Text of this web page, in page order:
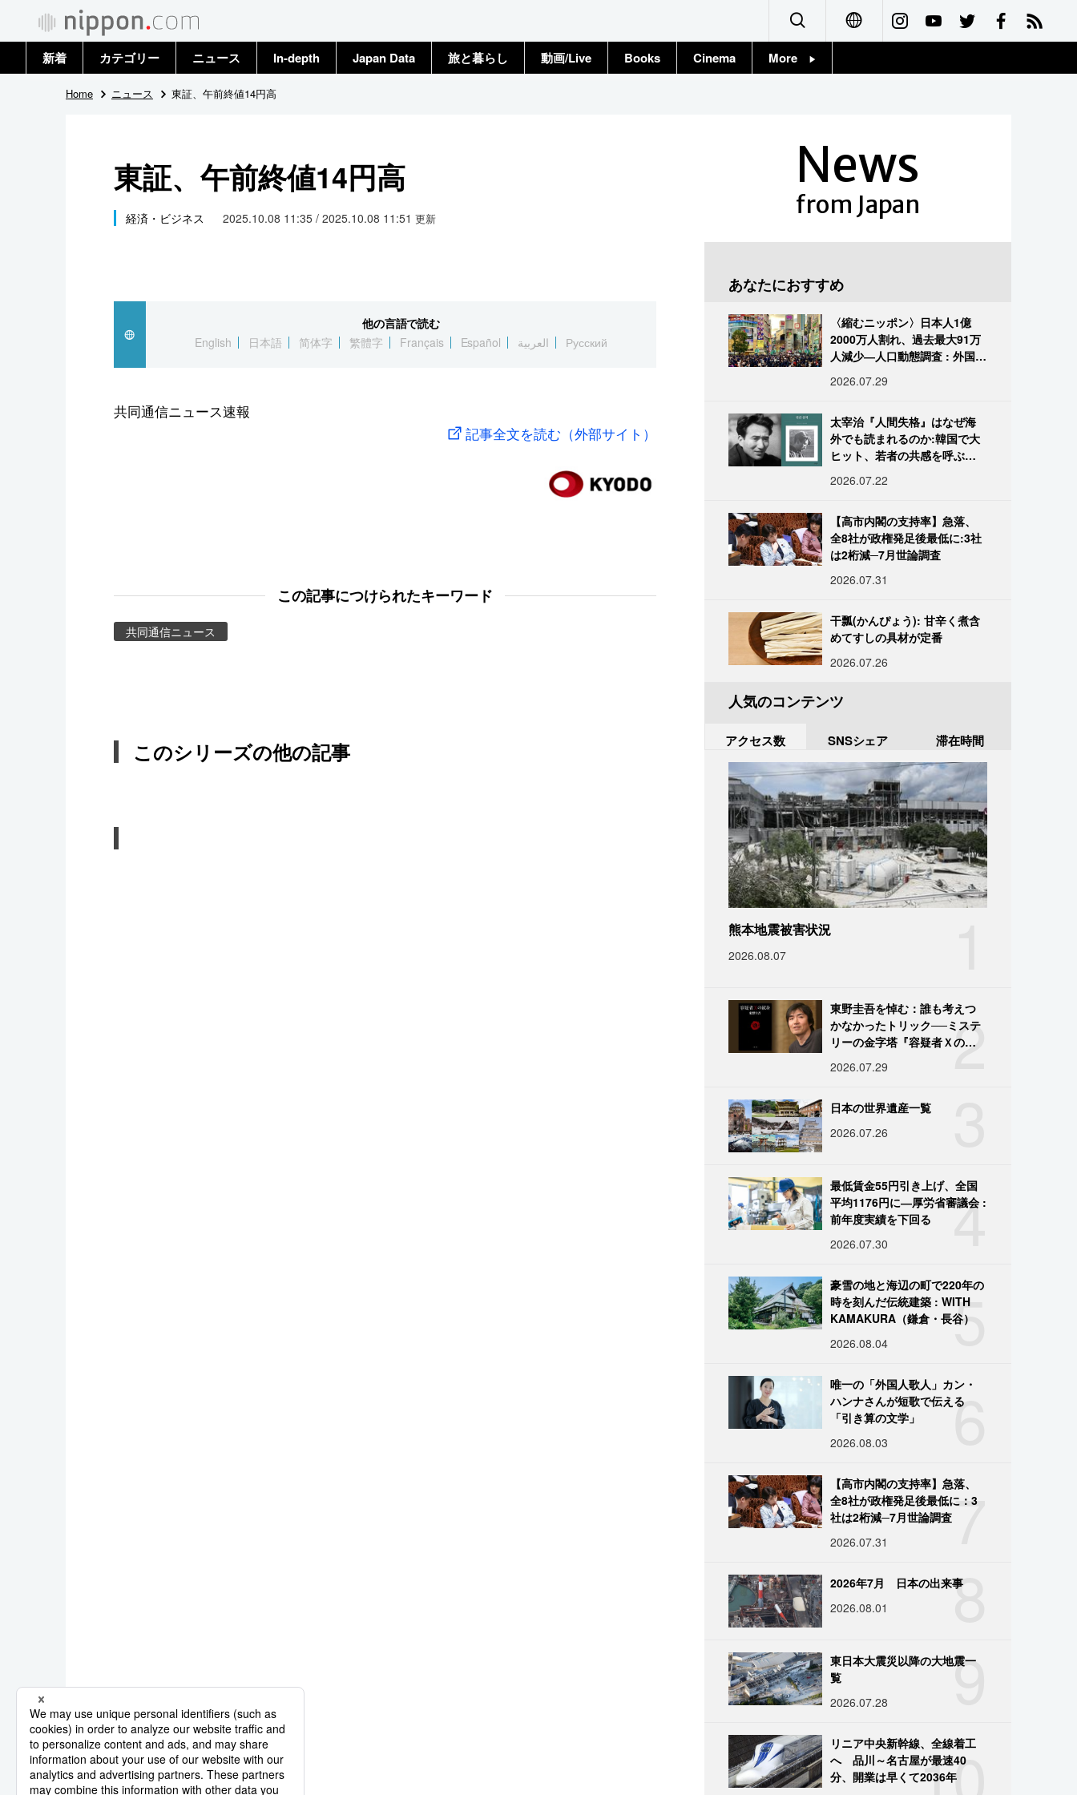
Français
新着 カテゴリー
政治・外交
国際
科学・技術
暮らし
ニュース
トップ
In-depth Japan Data 旅と暮らし 動画/Live Books Cinema More
Home ニュース 東証、午前終値14円高
東証、午前終値14円高
経済・ビジネス 2025.10.08 11:35 / 2025.10.08 11:51 更新
他の言語で読む
English
日本語 简体字 繁體字 Français Español العربية Русский
共同通信ニュース速報
記事全文を読む（外部サイト）
この記事につけられたキーワード
共同通信ニュース
このシリーズの他の記事
News
from Japan
あなたにおすすめ
〈縮むニッポン〉日本人1億
2000万人割れ、過去最大91万
人減少―人口動態調査 : 外国人
2026.07.29
太宰治『人間失格』はなぜ海
外でも読まれるのか:韓国で大
ヒット、若者の共感を呼ぶ
2026.07.22
【高市内閣の支持率】急落、
全8社が政権発足後最低に:3社
は2桁減─7月世論調査
2026.07.31
干瓢(かんぴょう): 甘辛く煮含
めてすしの具材が定番
2026.07.26
人気のコンテンツ
アクセス数 SNSシェア 滞在時間
熊本地震被害状況
2026.08.07
2
東野圭吾を悼む：誰も考えつ
かなかったトリック──ミステ
リーの金字塔『容疑者Ｘの献
2026.07.29
日本の世界遺産一覧
2026.07.26
4
最低賃金55円引き上げ、全国
平均1176円に―厚労省審議会 :
前年度実績を下回る
2026.07.30
5
豪雪の地と海辺の町で220年の
時を刻んだ伝統建築 : WITH
KAMAKURA（鎌倉・長谷）
2026.08.04
6
唯一の「外国人歌人」カン・
ハンナさんが短歌で伝える
「引き算の文学」
2026.08.03
7
【高市内閣の支持率】急落、
全8社が政権発足後最低に：3
社は2桁減─7月世論調査
2026.07.31
8
2026年7月 日本の出来事
2026.08.01
9
東日本大震災以降の大地震一
覧
2026.07.28
10
リニア中央新幹線、全線着工
へ 品川～名古屋が最速40
分、開業は早くて2036年